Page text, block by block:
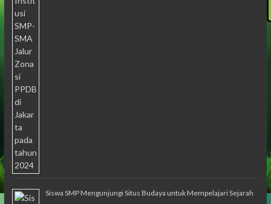
Siswa SMP Mengunjungi Situs Budaya untuk Mempelajari Sejarah